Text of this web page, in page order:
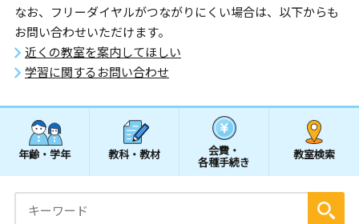
なお、フリーダイヤルがつながりにくい場合は、以下からも
お問い合わせいただけます。
近くの教室を案内してほしい
学習に関するお問い合わせ
年齢・学年 教科・教材 会費・
各種手続き
教室検索